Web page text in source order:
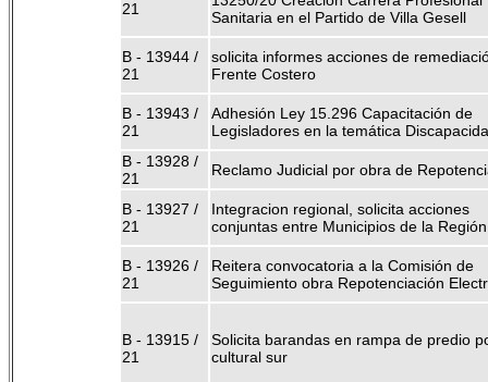
21
Sanitaria en el Partido de Villa Gesell
B - 13944 /
21
solicita informes acciones de
Frente Costero
B - 13943 /
21
Adhesión Ley 15.296 Capacitación de
Legisladores en la temática
B - 13928 /
21
Reclamo Judicial por obra de
B - 13927 /
21
Integracion regional, solicita acciones
conjuntas entre Municipios de la Región
B - 13926 /
21
Reitera convocatoria a la Comisión de
Seguimiento obra Repotenciación
B - 13915 /
21
Solicita barandas en rampa de predio
cultural sur